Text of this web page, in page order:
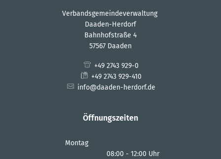
Verbandsgemeindeverwaltung
Daaden-Herdorf
Bahnhofstraße 4
57567 Daaden
+49 2743 929-0
+49 2743 929-410
info@daaden-herdorf.de
Öffnungszeiten
Montag
08:00 - 12:00 Uhr